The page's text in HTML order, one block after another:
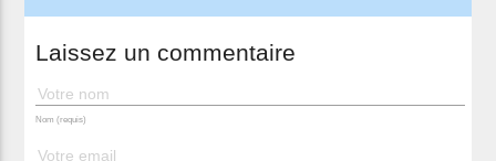
Laissez un commentaire
Nom (requis)